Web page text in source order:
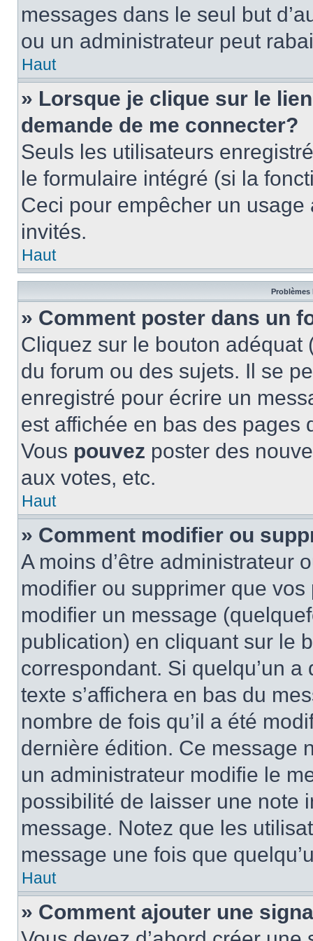
messages dans le seul but
ou un administrateur peut
Haut
» Lorsque je clique sur le
demande de me connecter?
Seuls les utilisateurs
le formulaire intégré (si la
Ceci pour empêcher un
invités.
Haut
Problèmes
» Comment poster dans un
Cliquez sur le bouton
du forum ou des sujets. Il se
enregistré pour écrire un
est affichée en bas des pages
Vous pouvez poster des
aux votes, etc.
Haut
» Comment modifier ou
A moins d’être administrateur
modifier ou supprimer que
modifier un message
publication) en cliquant sur le
correspondant. Si quelqu’un
texte s’affichera en bas du
nombre de fois qu’il a été
dernière édition. Ce message
un administrateur modifie le
possibilité de laisser une note
message. Notez que les
message une fois que
Haut
» Comment ajouter une